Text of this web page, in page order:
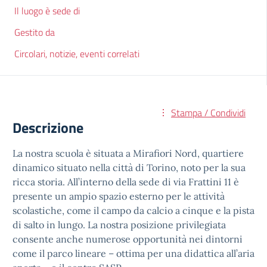
Il luogo è sede di
Gestito da
Circolari, notizie, eventi correlati
Stampa / Condividi
Descrizione
La nostra scuola è situata a Mirafiori Nord, quartiere
dinamico situato nella città di Torino, noto per la sua
ricca storia. All’interno della sede di via Frattini 11 è
presente un ampio spazio esterno per le attività
scolastiche, come il campo da calcio a cinque e la pista
di salto in lungo. La nostra posizione privilegiata
consente anche numerose opportunità nei dintorni
come il parco lineare – ottima per una didattica all’aria